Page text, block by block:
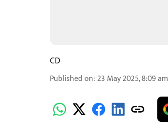
CD
Published on: 23 May 2025, 8:09 am